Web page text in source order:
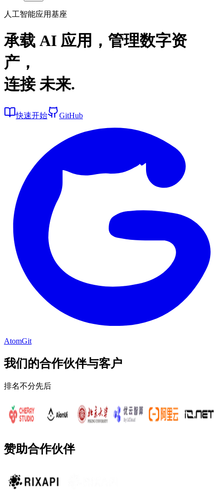
人工智能应用基座
承载 AI 应用，管理数字资
产，
连接 未来.
快速开始 GitHub
AtomGit
我们的合作伙伴与客户
排名不分先后
赞助合作伙伴